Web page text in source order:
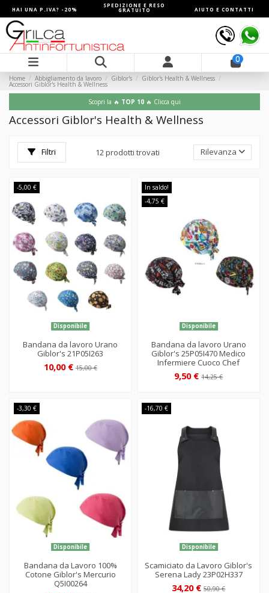
HAI UNA P.IVA? -20%
SPEDIZIONE E RESO
GRATUITO AIUTO E CONTATTI
0
Home Abbigliamento da lavoro Giblor's Giblor's Health & Wellness
Accessori Giblor's Health & Wellness
Scopri la 🔥 TOP 10 🔥 Clicca qui
Accessori Giblor's Health & Wellness
Filtri 12 prodotti trovati Rilevanza
-5,00 €
Disponibile
Bandana da lavoro Urano
Giblor's 21P05I263
10,00 €15,00 €
In saldo!
-4,75 €
Disponibile
Bandana da lavoro Urano
Giblor's 25P05I470 Medico
Infermiere Cuoco Chef
9,50 €14,25 €
-3,30 €
Disponibile
Bandana da Lavoro 100%
Cotone Giblor's Mercurio
Q5I00264
-16,70 €
Disponibile
Scamiciato da Lavoro Giblor's
Serena Lady 23P02H337
34,20 €50,90 €